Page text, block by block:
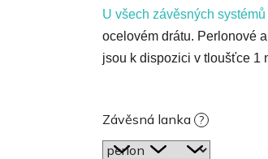
U všech závěsných systémů
ocelovém drátu. Perlonové
jsou k dispozici v tloušťce 1
Závěsná lanka ?